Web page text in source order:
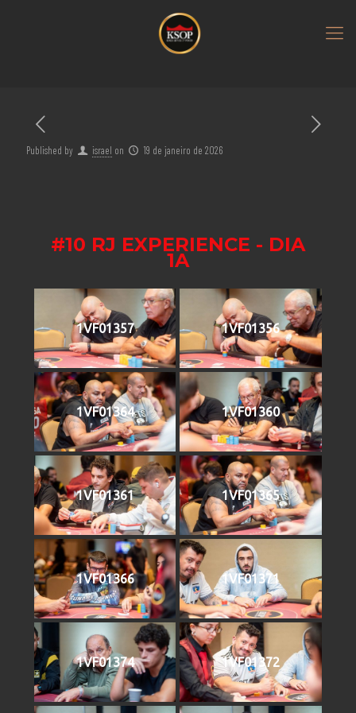
Published by israel on 19 de janeiro de 2026
#10 RJ EXPERIENCE - DIA
1A
1VF01357 1VF01356
1VF01364 1VF01360
1VF01361 1VF01365
1VF01366 1VF01371
1VF01374 1VF01372